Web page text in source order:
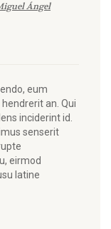
Ángel
eum
an. Qui
inciderint id.
senserit
eirmod
latine